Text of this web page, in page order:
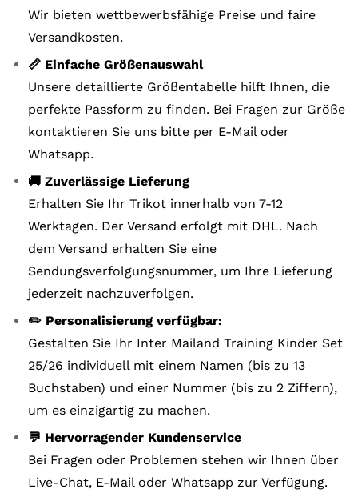
Wir bieten wettbewerbsfähige Preise und faire
Versandkosten.
📏 Einfache Größenauswahl
Unsere detaillierte Größentabelle hilft Ihnen, die
perfekte Passform zu finden. Bei Fragen zur Größe
kontaktieren Sie uns bitte per E-Mail oder
Whatsapp.
🚚 Zuverlässige Lieferung
Erhalten Sie Ihr Trikot innerhalb von 7-12
Werktagen. Der Versand erfolgt mit DHL. Nach
dem Versand erhalten Sie eine
Sendungsverfolgungsnummer, um Ihre Lieferung
jederzeit nachzuverfolgen.
✏️ Personalisierung verfügbar:
Gestalten Sie Ihr Inter Mailand Training Kinder Set
25/26 individuell mit einem Namen (bis zu 13
Buchstaben) und einer Nummer (bis zu 2 Ziffern),
um es einzigartig zu machen.
💬 Hervorragender Kundenservice
Bei Fragen oder Problemen stehen wir Ihnen über
Live-Chat, E-Mail oder Whatsapp zur Verfügung.